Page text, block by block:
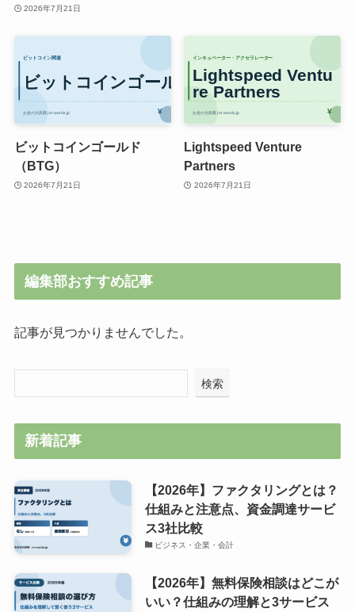
2026年7月21日
ビットコインゴールド
（BTG）
2026年7月21日
Lightspeed Venture
Partners
2026年7月21日
編集部おすすめ記事
記事が見つかりませんでした。
検索
新着記事
【2026年】ファクタリングとは？
仕組みと注意点、資金調達サービ
ス3社比較
ビジネス・企業・会計
【2026年】無料保険相談はどこが
いい？仕組みの理解と3サービス